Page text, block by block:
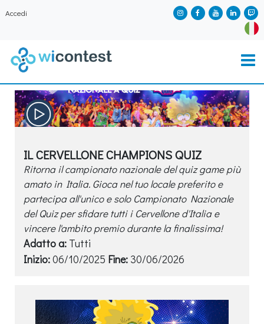
Accedi
IL CERVELLONE CHAMPIONS QUIZ
Ritorna il campionato nazionale del quiz game più
amato in Italia. Gioca nel tuo locale preferito e
partecipa all'unico e solo Campionato Nazionale
del Quiz per sfidare tutti i Cervellone d'Italia e
vincere l'ambito premio durante la finalissima!
Adatto a: Tutti
Inizio:06/10/2025 Fine: 30/06/2026